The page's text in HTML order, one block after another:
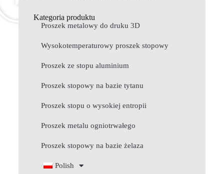
Kategoria produktu
Proszek metalowy do druku 3D
Wysokotemperaturowy proszek stopowy
Proszek ze stopu aluminium
Proszek stopowy na bazie tytanu
Proszek stopu o wysokiej entropii
Proszek metalu ogniotrwałego
Proszek stopowy na bazie żelaza
Polish